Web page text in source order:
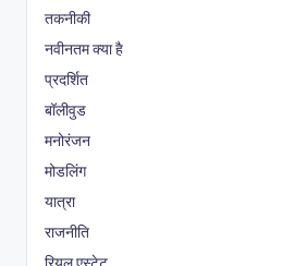
तकनीकी
नवीनतम क्या है
प्रदर्शित
बॉलीवुड
मनोरंजन
मोडलिंग
यात्रा
राजनीति